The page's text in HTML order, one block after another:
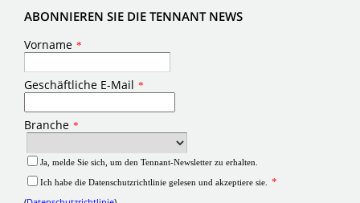
ABONNIEREN SIE DIE TENNANT NEWS